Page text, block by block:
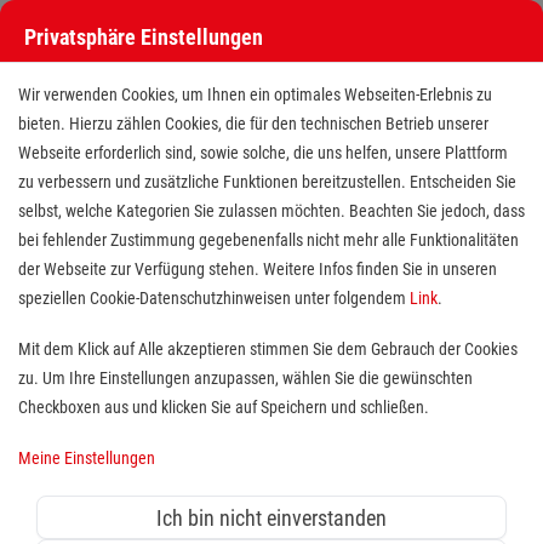
Freiwilligendienst (BFD/FSJ) im
Hausnotruf
Standort(e):Kiel
willkommen. An unserem Standort in
zumnächstmöglichen ZeitpunktFreiwilligendienste
im Bereich Hausnotruf an.
Privatsphäre Einstellungen
Wir verwenden Cookies, um Ihnen ein optimales Webseiten-Erlebnis zu
bieten. Hierzu zählen Cookies, die für den technischen Betrieb unserer
Webseite erforderlich sind, sowie solche, die uns helfen, unsere Plattform
zu verbessern und zusätzliche Funktionen bereitzustellen. Entscheiden Sie
selbst, welche Kategorien Sie zulassen möchten. Beachten Sie jedoch, dass
bei fehlender Zustimmung gegebenenfalls nicht mehr alle Funktionalitäten
der Webseite zur Verfügung stehen. Weitere Infos finden Sie in unseren
speziellen Cookie-Datenschutzhinweisen unter folgendem Link.
Mit dem Klick auf Alle akzeptieren stimmen Sie dem Gebrauch der Cookies
zu. Um Ihre Einstellungen anzupassen, wählen Sie die gewünschten
Checkboxen aus und klicken Sie auf Speichern und schließen.
Meine Einstellungen
Ich bin nicht einverstanden